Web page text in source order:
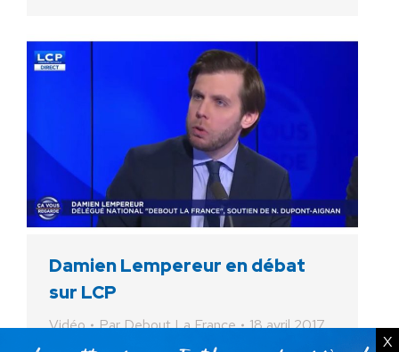
Damien Lempereur en débat
sur LCP
Vidéo ParDebout La France
18 avril 2017
X